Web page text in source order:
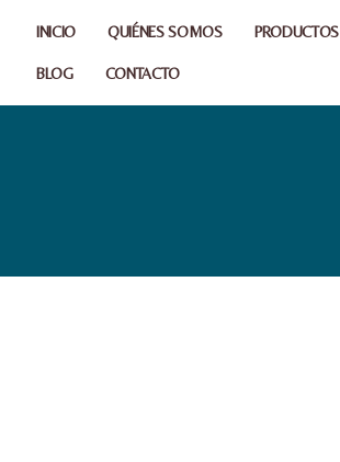
INICIO QUIÉNES SOMOS PRODUCTOS
BLOG CONTACTO